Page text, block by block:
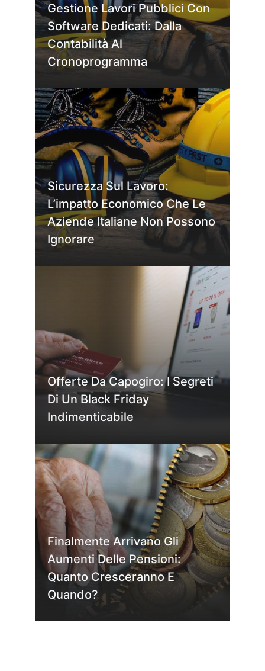
Gestione Lavori Pubblici Con
Software Dedicati: Dalla
Contabilità Al
Cronoprogramma
Sicurezza Sul Lavoro:
L’impatto Economico Che Le
Aziende Italiane Non Possono
Ignorare
Offerte Da Capogiro: I Segreti
Di Un Black Friday
Indimenticabile
Finalmente Arrivano Gli
Aumenti Delle Pensioni:
Quanto Cresceranno E
Quando?